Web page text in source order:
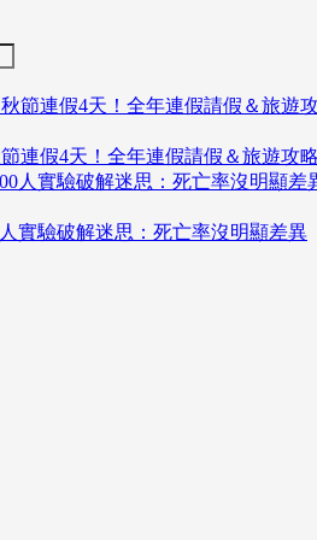
連假4天！全年連假請假＆旅遊攻
實驗破解迷思：死亡率沒明顯差異